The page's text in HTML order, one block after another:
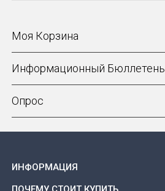
Моя Корзина
Информационный Бюллетень
Опрос
ИНФОРМАЦИЯ